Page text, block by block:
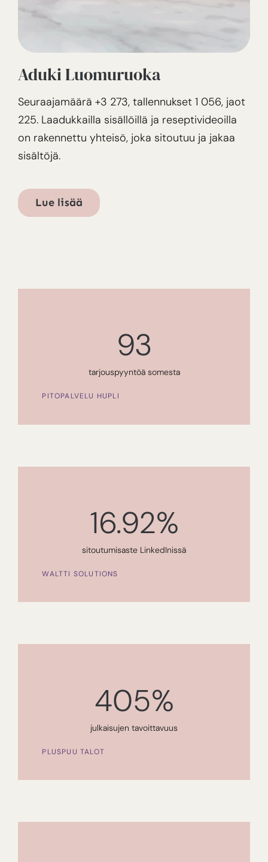
Aduki Luomuruoka
Seuraajamäärä +3 273, tallennukset 1 056, jaot
225. Laadukkailla sisällöillä ja reseptivideoilla
on rakennettu yhteisö, joka sitoutuu ja jakaa
sisältöjä.
Lue lisää
93
tarjouspyyntöä somesta
PITOPALVELU HUPLI
16.92%
sitoutumisaste LinkedInissä
WALTTI SOLUTIONS
405%
julkaisujen tavoittavuus
PLUSPUU TALOT